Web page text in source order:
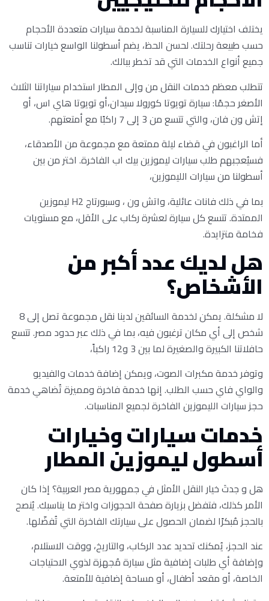
يختلف اختيارك للسيارة المناسبة لخدمة سيارات متعددة الأحجام
حسب طبيعة رحلتك. لحسن الحظ، يضم أسطولنا الواسع خيارات تناسب
جميع أنواع الخدمات التي قد تخطر ببالك.
تتطلب معظم خدمات النقل من وإلى المطار استخدام سياراتنا الثلاث
الأصغر حجمًا: سيارة تويوتا كورولا سيدان،أو تويوتا هاي اس، أو
إتش ون فان، والتي تتسع من 3 إلى 7 راكبًا مع أمتعتهم.
أما الراغبون في قضاء ليلة ممتعة مع مجموعة من الأصدقاء،
فسيُعجبهم طلب سيارات ليموزين بيك اب الفاخرة. اختر من بين
أسطولنا من سيارات الليموزين،
بما في ذلك فانات عائلية، واتش ون ، وسبورتاج H2 ليموزين
الممتدة. تتسع كل سيارة لعشرة ركاب على الأقل، مع مستويات
فخامة متزايدة.
هل لديك عدد أكبر من
الأشخاص؟
لا مشكلة. يمكن لخدمة السائقين لدينا نقل مجموعة تصل إلى 8
شخص إلى أي مكان ترغبون فيه، بما في ذلك عبر حدود مصر. تتسع
حافلاتنا الكبيرة والصغيرة لما بين 3 و12 راكباً،
وتوفر خدمة مكبرات الصوت، ويمكن إضافة خدمات والفيديو
والواي فاي حسب الطلب. إنها خدمة فاخرة ومميزة تُضاهي خدمة
حجز سيارات الليموزين الفاخرة لجميع المناسبات.
خدمات سيارات وخيارات
أسطول ليموزين المطار
هل و جدتَ خيار النقل الأمثل في جمهورية مصر العربية؟ إذا كان
الأمر كذلك، فتفضل بزيارة صفحة الحجوزات واختر ما يناسبك. يُنصح
بالحجز مُبكرًا لضمان الحصول على سيارتك الفاخرة التي تُفضّلها.
عند الحجز، يُمكنك تحديد عدد الركاب، والتاريخ، ووقت الاستلام،
وإضافة أي طلبات إضافية مثل سيارة مُجهزة لذوي الاحتياجات
الخاصة، أو مقعد أطفال، أو مساحة إضافية للأمتعة.